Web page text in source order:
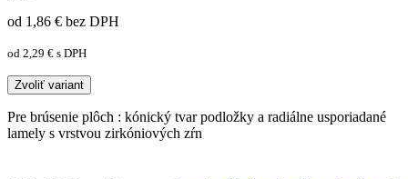
od 1,86 € bez DPH
od 2,29 € s DPH
Zvoliť variant
Pre brúsenie plôch : kónický tvar podložky a radiálne usporiadané
lamely s vrstvou zirkóniových zŕn